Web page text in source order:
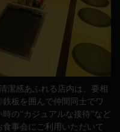
潔感あふれる店内は、要相
板を囲んで仲間同士でワ
の“カジュアルな接待”など
事会にご利用いただいて